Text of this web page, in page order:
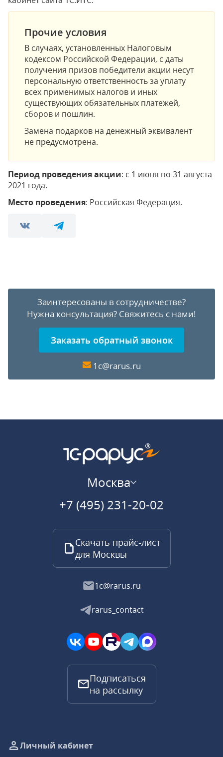
Прочие условия
В случаях, установленных Налоговым
кодексом Российской Федерации, с даты
получения призов победители акции несут
персональную ответственность за уплату
всех применимых налогов и иных
существующих обязательных платежей,
сборов и пошлин.
Замена подарков на денежный эквивалент
не предусмотрена.
Период проведения акции: с 1 июня по 31 августа
2021 года.
Место проведения: Российская Федерация.
Заинтересованы в сотрудничестве?
Нужна консультация? Свяжитесь с нами!
Заказать обратный звонок
1c@rarus.ru
Москва
+7 (495) 231-20-02
Скачать прайс-лист
для Москвы
1c@rarus.ru
rarus_contact
Подписаться
на рассылку
Личный кабинет